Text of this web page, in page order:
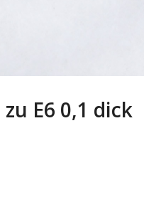
E6 0,1 dick